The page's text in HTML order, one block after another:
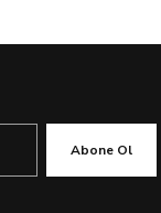
Abone Ol